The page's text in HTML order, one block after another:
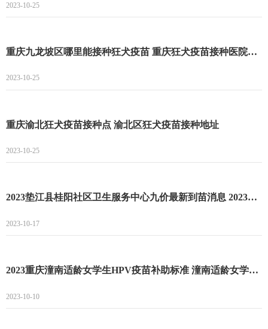
2023-10-25
重庆九龙坡区哪里能接种狂犬疫苗 重庆狂犬疫苗接种医院名单一览
2023-10-25
重庆渝北狂犬疫苗接种点 渝北区狂犬疫苗接种地址
2023-10-25
2023垫江县桂阳社区卫生服务中心九价最新到苗消息 2023垫江县桂阳社区卫生服务中心九价预约流程
2023-10-17
2023重庆潼南适龄女学生HPV疫苗补助标准 潼南适龄女学生HPV疫苗接种补助项目
2023-10-10